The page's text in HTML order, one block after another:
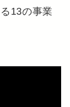
13の事業